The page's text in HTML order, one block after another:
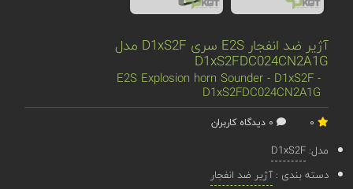
آژیر ضد انفجار E2S سری D1xS2F مدل
D1xS2FDC024CN2A1G
E2S Explosion horn Sounder - D1xS2F -
D1xS2FDC024CN2A1G
مدل:D1xS2F
دسته بندی :آژیر ضد انفجار